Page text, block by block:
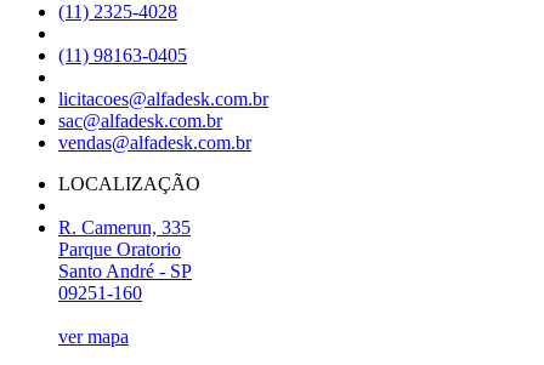
(11) 2325-4028
(11) 98163-0405
licitacoes@alfadesk.com.br
sac@alfadesk.com.br
vendas@alfadesk.com.br
LOCALIZAÇÃO
R. Camerun, 335
Parque Oratorio
Santo André - SP
09251-160
ver mapa